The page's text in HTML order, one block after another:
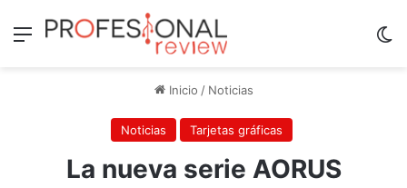
Menú
Inicio / Noticias
Noticias Tarjetas gráficas
La nueva serie AORUS